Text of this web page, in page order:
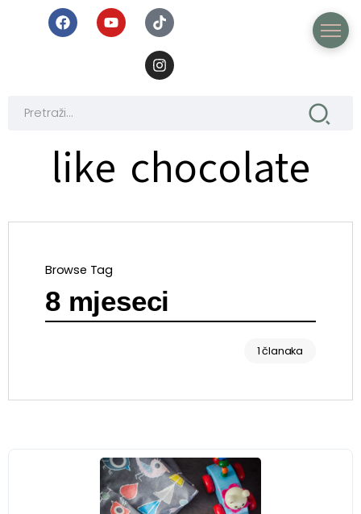
like chocolate
Browse Tag
8 mjeseci
1 članaka